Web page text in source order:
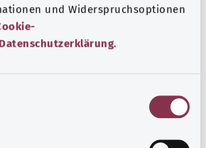
und Widerspruchsoptionen
Datenschutzerklärung.
mekanik
kalma
kalma